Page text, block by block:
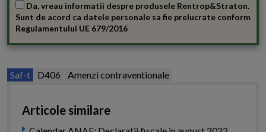
Da, vreau informatii despre produsele Rentrop&Straton.
Sunt de acord ca datele personale sa fie prelucrate conform
Regulamentului UE 679/2016
Saf-t D406 Amenzi contraventionale
Articole similare